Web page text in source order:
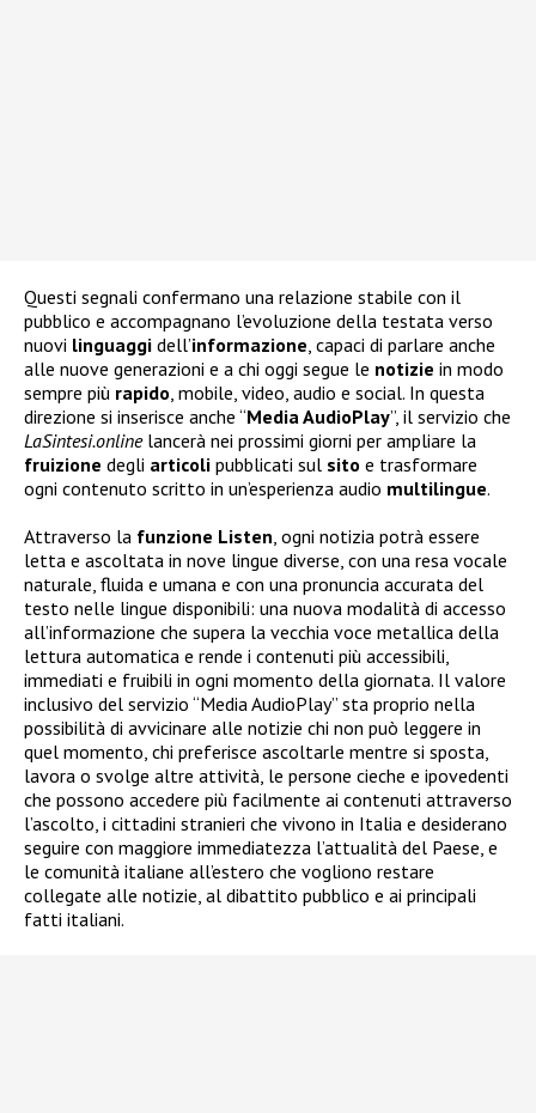
Questi segnali confermano una relazione stabile con il
pubblico e accompagnano l’evoluzione della testata verso
nuovi linguaggi dell’informazione, capaci di parlare anche
alle nuove generazioni e a chi oggi segue le notizie in modo
sempre più rapido, mobile, video, audio e social. In questa
direzione si inserisce anche “Media AudioPlay”, il servizio che
LaSintesi.onlinelancerà nei prossimi giorni per ampliare la
fruizione degli articoli pubblicati sul sito e trasformare
ogni contenuto scritto in un’esperienza audio multilingue.
Attraverso la funzione Listen, ogni notizia potrà essere
letta e ascoltata in nove lingue diverse, con una resa vocale
naturale, fluida e umana e con una pronuncia accurata del
testo nelle lingue disponibili: una nuova modalità di accesso
all’informazione che supera la vecchia voce metallica della
lettura automatica e rende i contenuti più accessibili,
immediati e fruibili in ogni momento della giornata. Il valore
inclusivo del servizio “Media AudioPlay” sta proprio nella
possibilità di avvicinare alle notizie chi non può leggere in
quel momento, chi preferisce ascoltarle mentre si sposta,
lavora o svolge altre attività, le persone cieche e ipovedenti
che possono accedere più facilmente ai contenuti attraverso
l’ascolto, i cittadini stranieri che vivono in Italia e desiderano
seguire con maggiore immediatezza l’attualità del Paese, e
le comunità italiane all’estero che vogliono restare
collegate alle notizie, al dibattito pubblico e ai principali
fatti italiani.